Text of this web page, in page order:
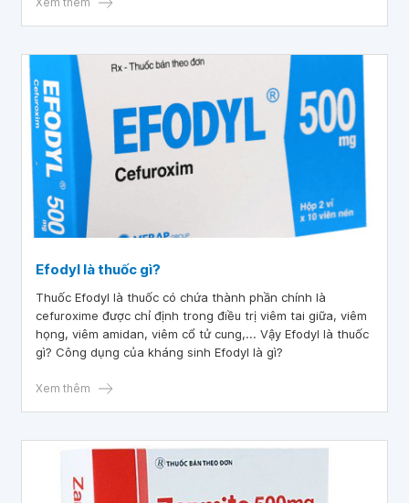
Efodyl là thuốc gì?
Thuốc Efodyl là thuốc có chứa thành phần chính là
cefuroxime được chỉ định trong điều trị viêm tai giữa, viêm
họng, viêm amidan, viêm cổ tử cung,... Vậy Efodyl là thuốc
gì? Công dụng của kháng sinh Efodyl là gì?
Xem thêm